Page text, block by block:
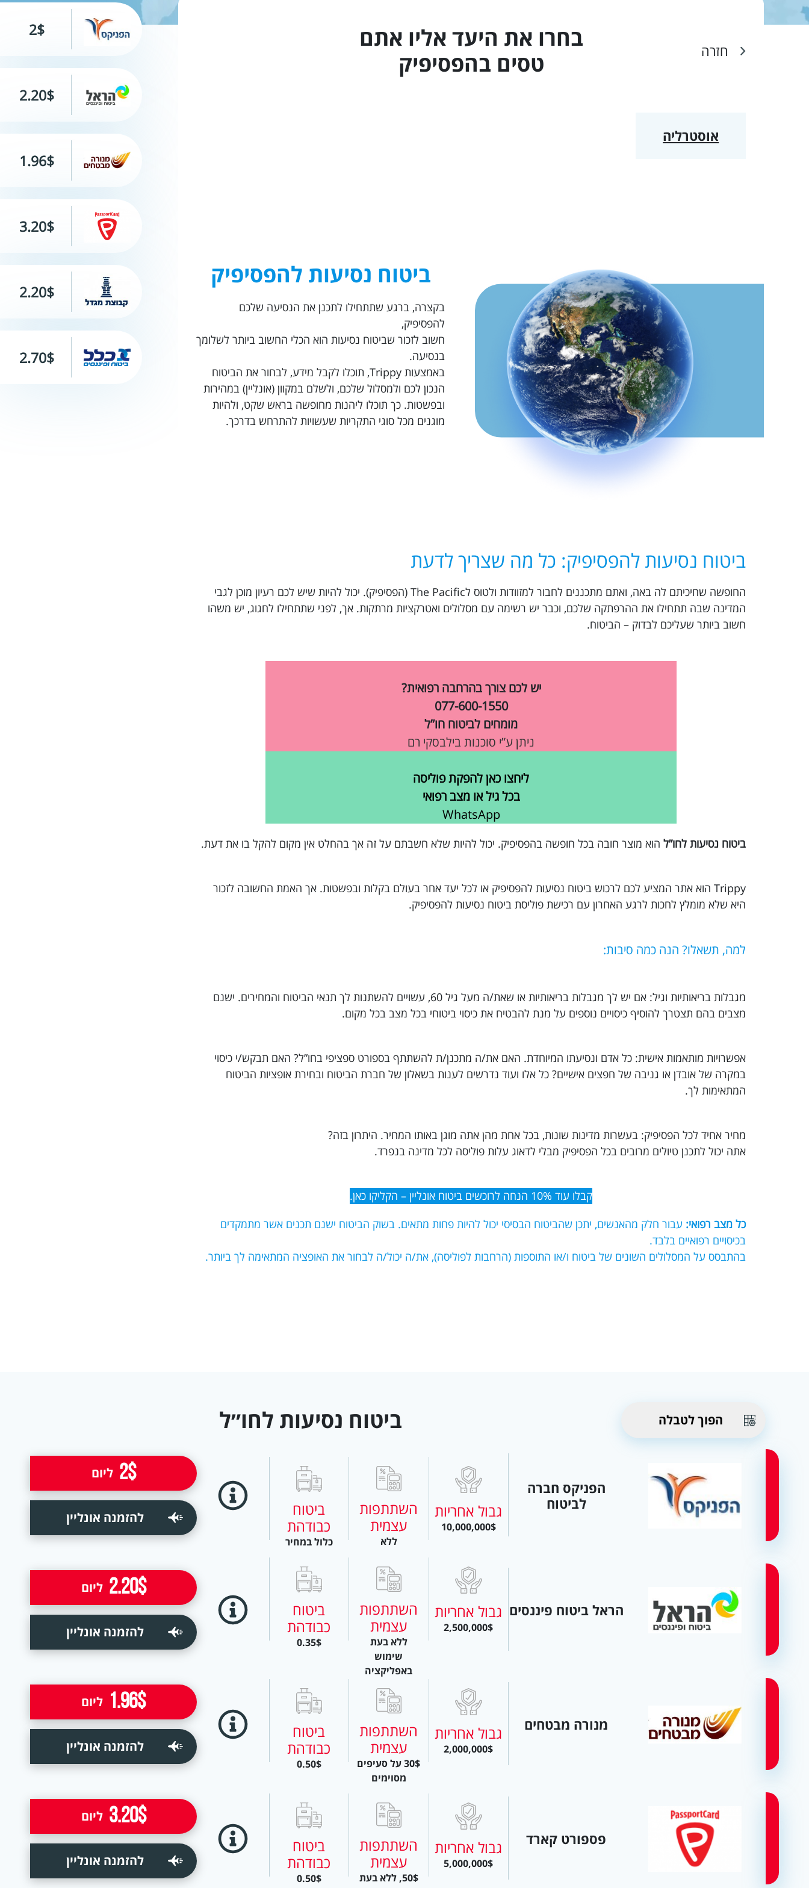
אוסטרליה - הפסיפיק חזרה
בחרו את היעד אליו אתם
טסים בהפסיפיק
אוסטרליה
ביטוח נסיעות להפסיפיק
בקצרה, ברגע שתתחילו לתכנן את הנסיעה שלכם
להפסיפיק,
חשוב לזכור שביטוח נסיעות הוא הכלי החשוב ביותר לשלומך
בנסיעה.
באמצעות Trippy, תוכלו לקבל מידע, לבחור את הביטוח
הנכון לכם ולמסלול שלכם, ולשלם במקוון (אונליין) במהירות
ובפשטות. כך תוכלו ליהנות מחופשה בראש שקט, ולהיות
מוגנים מכל סוגי התקריות שעשויות להתרחש בדרכך.
ביטוח נסיעות להפסיפיק: כל מה שצריך לדעת
החופשה שחיכיתם לה באה, ואתם מתכננים לחבור למזוודות ולטוס לThe Pacific (הפסיפיק). יכול להיות שיש לכם רעיון מוכן לגבי
המדינה שבה תתחילו את ההרפתקה שלכם, וכבר יש רשימה עם מסלולים ואטרקציות מרתקות. אך, לפני שתתחילו לחגוג, יש משהו
חשוב ביותר שעליכם לבדוק – הביטוח.
יש לכם צורך בהרחבה רפואית?
077-600-1550
מומחים לביטוח חו”ל
ניתן ע”י סוכנות בילבסקי רם
ליחצו כאן להפקת פוליסה
בכל גיל או מצב רפואי
WhatsApp
ביטוח נסיעות לחו”ל הוא מוצר חובה בכל חופשה בהפסיפיק. יכול להיות שלא חשבתם על זה אך בהחלט אין מקום להקל בו את דעת.
Trippy הוא אתר המציע לכם לרכוש ביטוח נסיעות להפסיפיק או לכל יעד אחר בעולם בקלות ובפשטות. אך האמת החשובה לזכור
היא שלא מומלץ לחכות לרגע האחרון עם רכישת פוליסת ביטוח נסיעות להפסיפיק.
למה, תשאלו? הנה כמה סיבות:
מגבלות בריאותיות וגיל: אם יש לך מגבלות בריאותיות או שאת/ה מעל גיל 60, עשויים להשתנות לך תנאי הביטוח והמחירים. ישנם
מצבים בהם תצטרך להוסיף כיסויים נוספים על מנת להבטיח את כיסוי ביטוחי בכל מצב בכל מקום.
אפשרויות מותאמות אישית: כל אדם ונסיעתו המיוחדת. האם את/ה מתכנן/ת להשתתף בספורט ספציפי בחו”ל? האם תבקש/י כיסוי
במקרה של אובדן או גניבה של חפצים אישיים? כל אלו ועוד נדרשים לענות בשאלון של חברת הביטוח ובחירת אופציות הביטוח
המתאימות לך.
מחיר אחיד לכל הפסיפיק: בעשרות מדינות שונות, בכל אחת מהן אתה מוגן באותו המחיר. היתרון בזה?
אתה יכול לתכנן טיולים מרובים בכל הפסיפיק מבלי לדאוג עלות פוליסה לכל מדינה בנפרד.
קבלו עוד 10% הנחה לרוכשים ביטוח אונליין – הקליקו כאן.
כל מצב רפואי: עבור חלק מהאנשים, יתכן שהביטוח הבסיסי יכול להיות פחות מתאים. בשוק הביטוח ישנם תכנים אשר מתמקדים
בכיסויים רפואיים בלבד.
בהתבסס על המסלולים השונים של ביטוח ו/או התוספות (הרחבות לפוליסה), את/ה יכול/ה לבחור את האופציה המתאימה לך ביותר.
2$
2.20$
1.96$
3.20$
2.20$
2.70$
הפוך לטבלה ביטוח נסיעות לחו״ל
הפניקס חברה
לביטוח
גבול אחריות
10,000,000$
השתתפות
עצמית
ללא
ביטוח
כבודהת
כלול במחיר
2$ ליום
להזמנה אונליין
הראל ביטוח פיננסים גבול אחריות
2,500,000$
השתתפות
עצמית
ללא בעת
שימוש
באפליקציה
ביטוח
כבודהת
0.35$
2.20$ ליום
להזמנה אונליין
מנורה מבטחים גבול אחריות
2,000,000$
השתתפות
עצמית
30$ על סעיפים
מסוימים
ביטוח
כבודהת
0.50$
1.96$ ליום
להזמנה אונליין
פספורט קארד גבול אחריות
5,000,000$
השתתפות
עצמית
50$, ללא בעת
ביטוח
כבודהת
0.50$
3.20$ ליום
להזמנה אונליין